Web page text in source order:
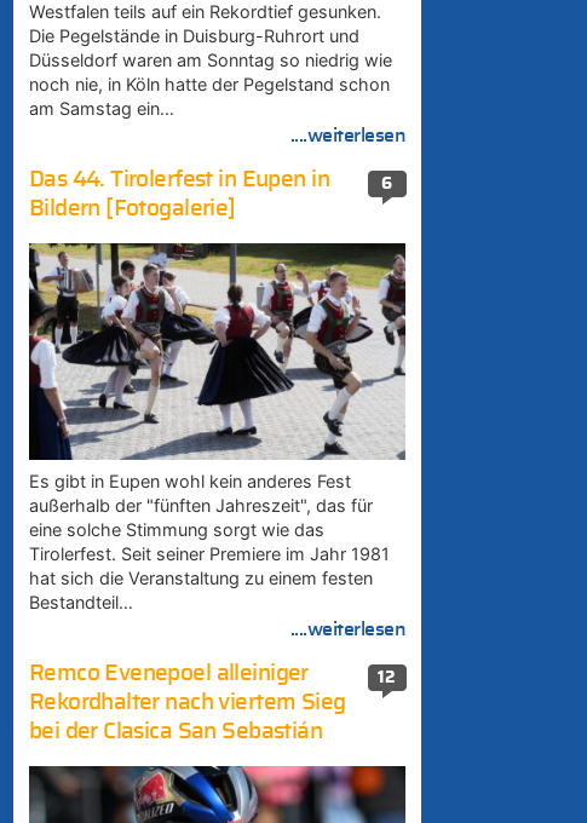
Westfalen teils auf ein Rekordtief gesunken.
Die Pegelstände in Duisburg-Ruhrort und
Düsseldorf waren am Sonntag so niedrig wie
noch nie, in Köln hatte der Pegelstand schon
am Samstag ein…
....weiterlesen
6
Das 44. Tirolerfest in Eupen in
Bildern [Fotogalerie]
Es gibt in Eupen wohl kein anderes Fest
außerhalb der "fünften Jahreszeit", das für
eine solche Stimmung sorgt wie das
Tirolerfest. Seit seiner Premiere im Jahr 1981
hat sich die Veranstaltung zu einem festen
Bestandteil…
....weiterlesen
12
Remco Evenepoel alleiniger
Rekordhalter nach viertem Sieg
bei der Clasica San Sebastián